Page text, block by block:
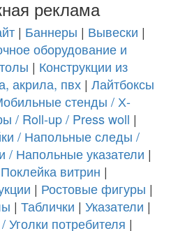
реклама
| Баннеры | Вывески |
оборудование и
| Конструкции из
акрила, пвх | Лайтбоксы
стенды / Х-
/ Roll-up / Press woll |
/ Напольные следы /
/ Напольные указатели |
Поклейка витрин |
| Ростовые фигуры |
| Таблички | Указатели |
Уголки потребителя |